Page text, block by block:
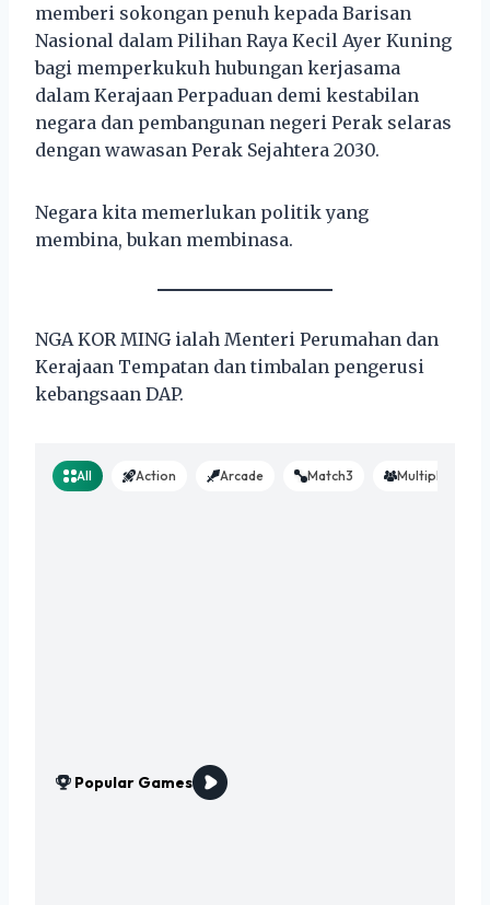
memberi sokongan penuh kepada Barisan
Nasional dalam Pilihan Raya Kecil Ayer Kuning
bagi memperkukuh hubungan kerjasama
dalam Kerajaan Perpaduan demi kestabilan
negara dan pembangunan negeri Perak selaras
dengan wawasan Perak Sejahtera 2030.
Negara kita memerlukan politik yang
membina, bukan membinasa.
NGA KOR MING ialah Menteri Perumahan dan
Kerajaan Tempatan dan timbalan pengerusi
kebangsaan DAP.